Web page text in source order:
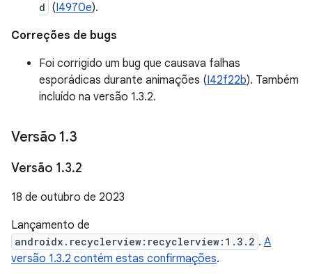
d (I4970e).
Correções de bugs
Foi corrigido um bug que causava falhas
esporádicas durante animações (I42f22b). Também
incluído na versão 1.3.2.
Versão 1.3
Versão 1.3.2
18 de outubro de 2023
Lançamento de
androidx.recyclerview:recyclerview:1.3.2 . A
versão 1.3.2 contém estas confirmações.